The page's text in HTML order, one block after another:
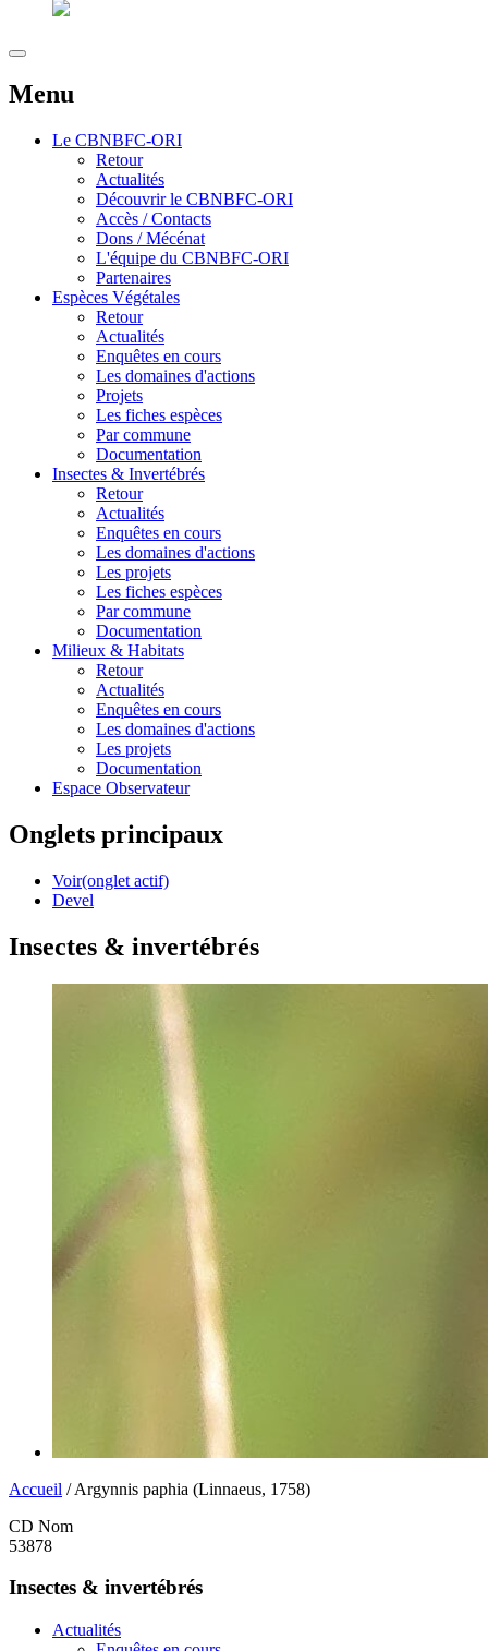
Menu
Le CBNBFC-ORI
Retour
Actualités
Découvrir le CBNBFC-ORI
Accès / Contacts
Dons / Mécénat
L'équipe du CBNBFC-ORI
Partenaires
Espèces Végétales
Retour
Actualités
Enquêtes en cours
Les domaines d'actions
Projets
Les fiches espèces
Par commune
Documentation
Insectes & Invertébrés
Retour
Actualités
Enquêtes en cours
Les domaines d'actions
Les projets
Les fiches espèces
Par commune
Documentation
Milieux & Habitats
Retour
Actualités
Enquêtes en cours
Les domaines d'actions
Les projets
Documentation
Espace Observateur
Onglets principaux
Voir(onglet actif)
Devel
Insectes & invertébrés
Accueil / Argynnis paphia (Linnaeus, 1758)
CD Nom
53878
Insectes & invertébrés
Actualités